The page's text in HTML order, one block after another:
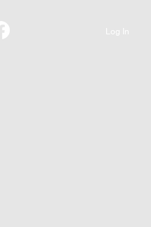
Log In